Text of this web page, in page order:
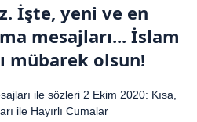
İşte, yeni ve en
mesajları... İslam
mübarek olsun!